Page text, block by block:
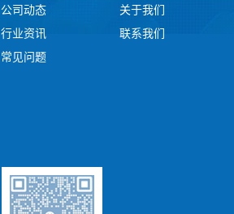
公司动态
行业资讯
常见问题
关于我们
联系我们